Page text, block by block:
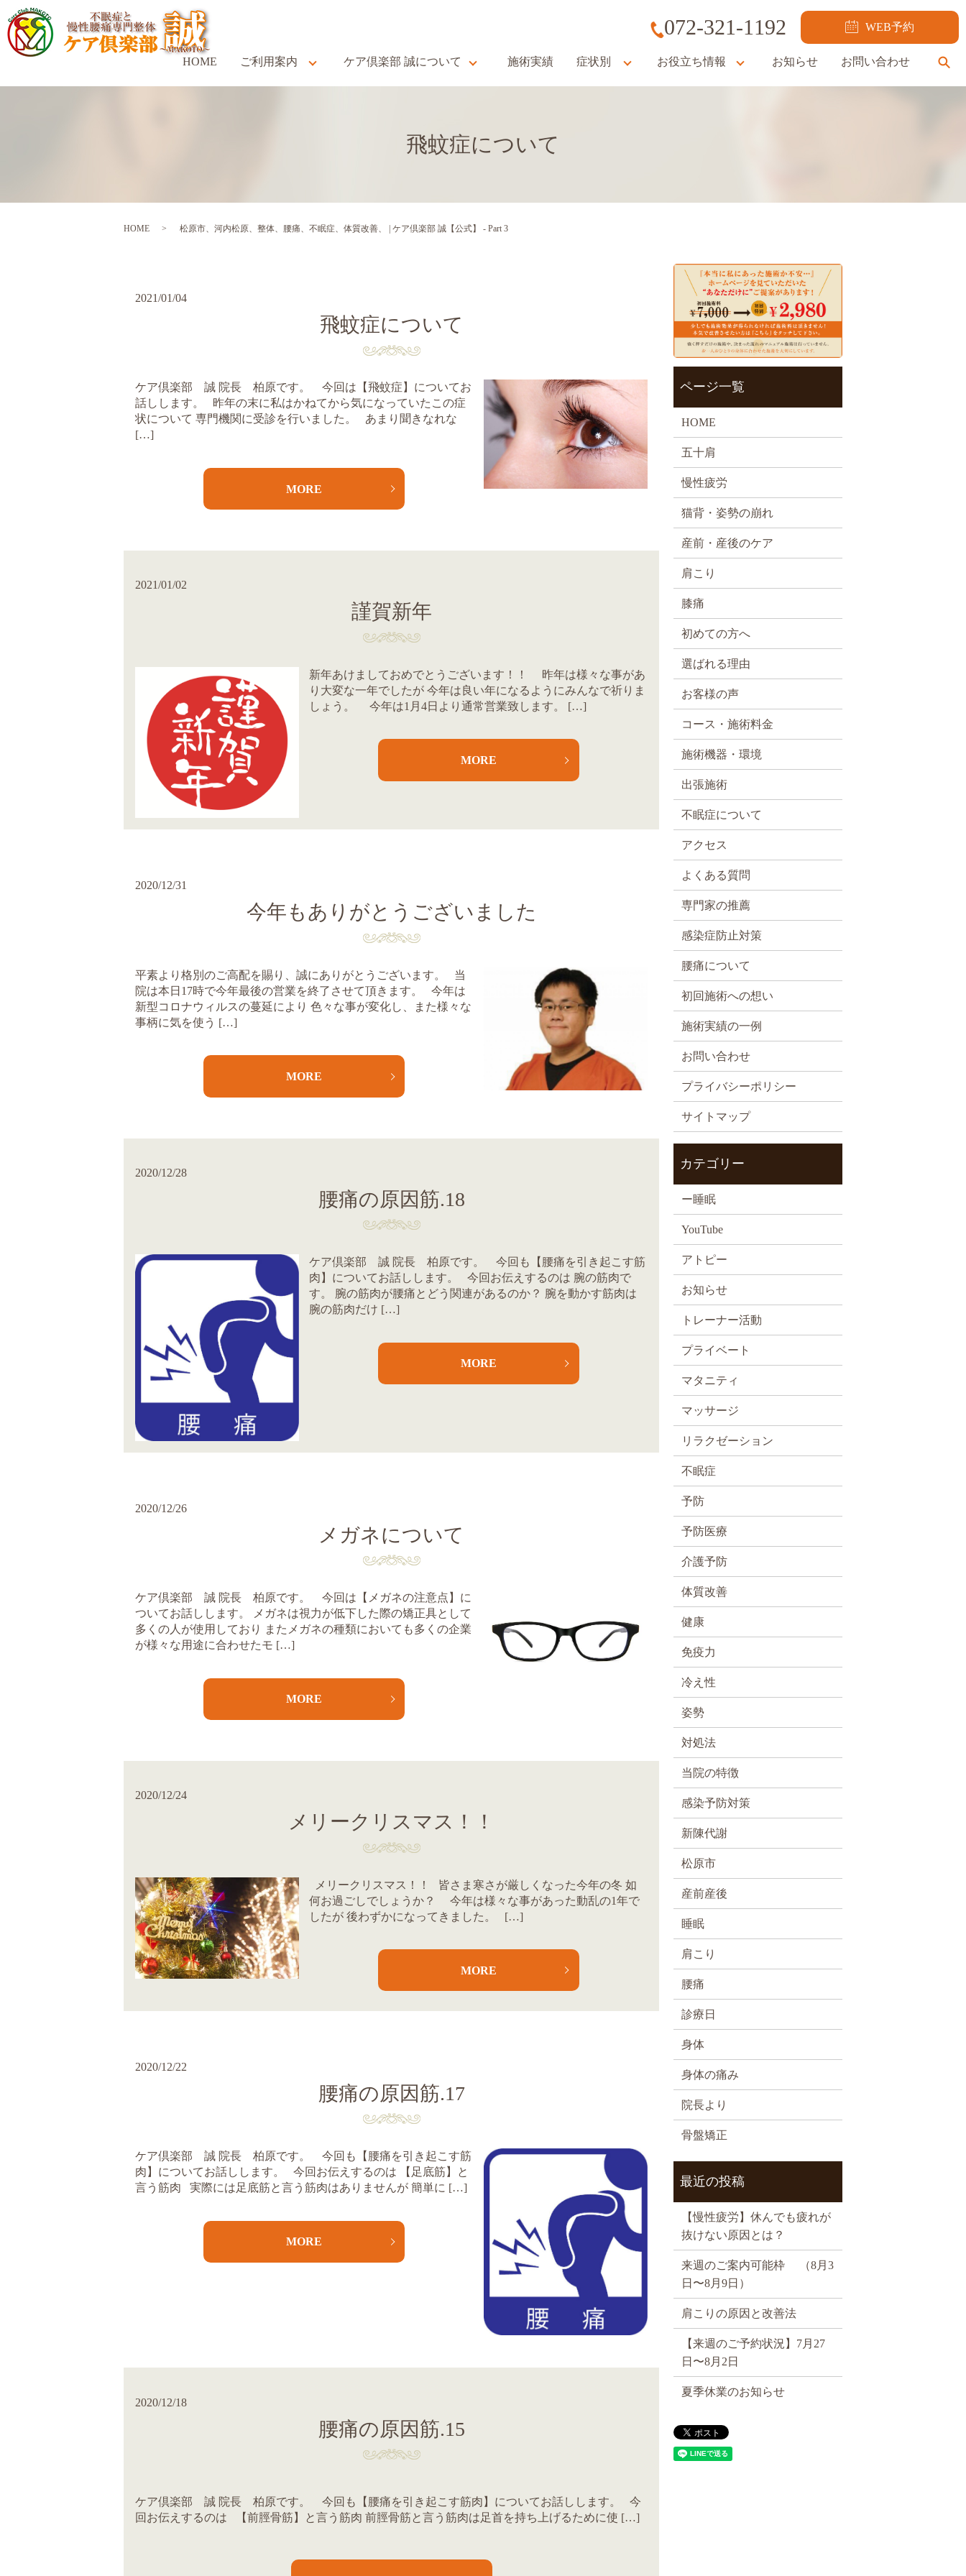
072-321-1192 WEB予約
HOME ご利用案内 ケア倶楽部 誠について 施術実績 症状別 お役立ち情報 お知らせ お問い合わせ
飛蚊症について
HOME 松原市、河内松原、整体、腰痛、不眠症、体質改善、 | ケア倶楽部 誠【公式】 - Part 3
2021/01/04
飛蚊症について
ケア倶楽部 誠 院長 柏原です。 今回は【飛蚊症】についてお
話しします。 昨年の末に私はかねてから気になっていたこの症
状について 専門機関に受診を行いました。 あまり聞きなれな
[…]
MORE
2021/01/02
謹賀新年
新年あけましておめでとうございます！！ 昨年は様々な事があ
り大変な一年でしたが 今年は良い年になるようにみんなで祈りま
しょう。 今年は1月4日より通常営業致します。 […]
MORE
2020/12/31
今年もありがとうございました
平素より格別のご高配を賜り、誠にありがとうございます。 当
院は本日17時で今年最後の営業を終了させて頂きます。 今年は
新型コロナウィルスの蔓延により 色々な事が変化し、また様々な
事柄に気を使う […]
MORE
2020/12/28
腰痛の原因筋.18
ケア倶楽部 誠 院長 柏原です。 今回も【腰痛を引き起こす筋
肉】についてお話しします。 今回お伝えするのは 腕の筋肉で
す。 腕の筋肉が腰痛とどう関連があるのか？ 腕を動かす筋肉は
腕の筋肉だけ […]
MORE
2020/12/26
メガネについて
ケア倶楽部 誠 院長 柏原です。 今回は【メガネの注意点】に
ついてお話しします。 メガネは視力が低下した際の矯正具として
多くの人が使用しており またメガネの種類においても多くの企業
が様々な用途に合わせたモ […]
MORE
2020/12/24
メリークリスマス！！
メリークリスマス！！ 皆さま寒さが厳しくなった今年の冬 如
何お過ごしでしょうか？ 今年は様々な事があった動乱の1年で
したが 後わずかになってきました。 […]
MORE
2020/12/22
腰痛の原因筋.17
ケア倶楽部 誠 院長 柏原です。 今回も【腰痛を引き起こす筋
肉】についてお話しします。 今回お伝えするのは 【足底筋】と
言う筋肉 実際には足底筋と言う筋肉はありませんが 簡単に […]
MORE
2020/12/18
腰痛の原因筋.15
ケア倶楽部 誠 院長 柏原です。 今回も【腰痛を引き起こす筋肉】についてお話しします。 今
回お伝えするのは 【前脛骨筋】と言う筋肉 前脛骨筋と言う筋肉は足首を持ち上げるために使 […]
ページ一覧
HOME
五十肩
慢性疲労
猫背・姿勢の崩れ
産前・産後のケア
肩こり
膝痛
初めての方へ
選ばれる理由
お客様の声
コース・施術料金
施術機器・環境
出張施術
不眠症について
アクセス
よくある質問
専門家の推薦
感染症防止対策
腰痛について
初回施術への想い
施術実績の一例
お問い合わせ
プライバシーポリシー
サイトマップ
カテゴリー
ー睡眠
YouTube
アトピー
お知らせ
トレーナー活動
プライベート
マタニティ
マッサージ
リラクゼーション
不眠症
予防
予防医療
介護予防
体質改善
健康
免疫力
冷え性
姿勢
対処法
当院の特徴
感染予防対策
新陳代謝
松原市
産前産後
睡眠
肩こり
腰痛
診療日
身体
身体の痛み
院長より
骨盤矯正
最近の投稿
【慢性疲労】休んでも疲れが
抜けない原因とは？
来週のご案内可能枠 （8月3
日〜8月9日）
肩こりの原因と改善法
【来週のご予約状況】7月27
日〜8月2日
夏季休業のお知らせ